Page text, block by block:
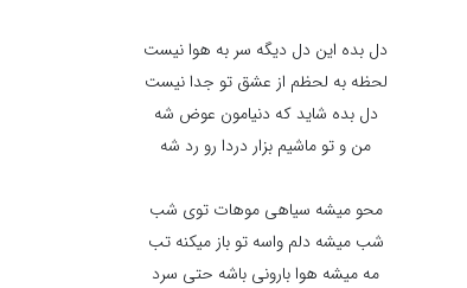
دل بده این دل دیگه سر به هوا نیست
لحظه به لحظم از عشق تو جدا نیست
دل بده شاید که دنیامون عوض شه
من و تو ماشیم بزار دردا رو رد شه
محو میشه سیاهی موهات توی شب
شب میشه دلم واسه تو باز میکنه تب
مه میشه هوا بارونی باشه حتی سرد